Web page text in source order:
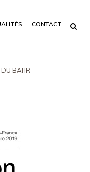
CONTACT
DU BATIR